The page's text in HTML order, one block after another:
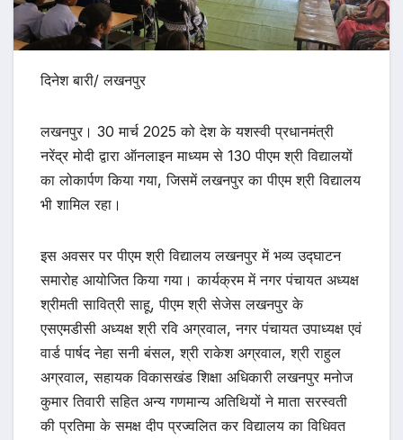
दिनेश बारी/ लखनपुर
लखनपुर। 30 मार्च 2025 को देश के यशस्वी प्रधानमंत्री
नरेंद्र मोदी द्वारा ऑनलाइन माध्यम से 130 पीएम श्री विद्यालयों
का लोकार्पण किया गया, जिसमें लखनपुर का पीएम श्री विद्यालय
भी शामिल रहा।
इस अवसर पर पीएम श्री विद्यालय लखनपुर में भव्य उद्घाटन
समारोह आयोजित किया गया। कार्यक्रम में नगर पंचायत अध्यक्ष
श्रीमती सावित्री साहू, पीएम श्री सेजेस लखनपुर के
एसएमडीसी अध्यक्ष श्री रवि अग्रवाल, नगर पंचायत उपाध्यक्ष एवं
वार्ड पार्षद नेहा सनी बंसल, श्री राकेश अग्रवाल, श्री राहुल
अग्रवाल, सहायक विकासखंड शिक्षा अधिकारी लखनपुर मनोज
कुमार तिवारी सहित अन्य गणमान्य अतिथियों ने माता सरस्वती
की प्रतिमा के समक्ष दीप प्रज्वलित कर विद्यालय का विधिवत